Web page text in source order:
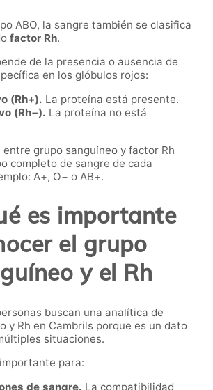
ABO, la sangre también se clasifica
factor Rh.
de la presencia o ausencia de
en los glóbulos rojos:
(Rh+). La proteína está presente.
(Rh−). La proteína no está
entre grupo sanguíneo y factor Rh
completo de sangre de cada
A+, O− o AB+.
es importante
el grupo
y el Rh
buscan una analítica de
y Rh en Cambrils porque es un dato
situaciones.
para:
de sangre. La compatibilidad